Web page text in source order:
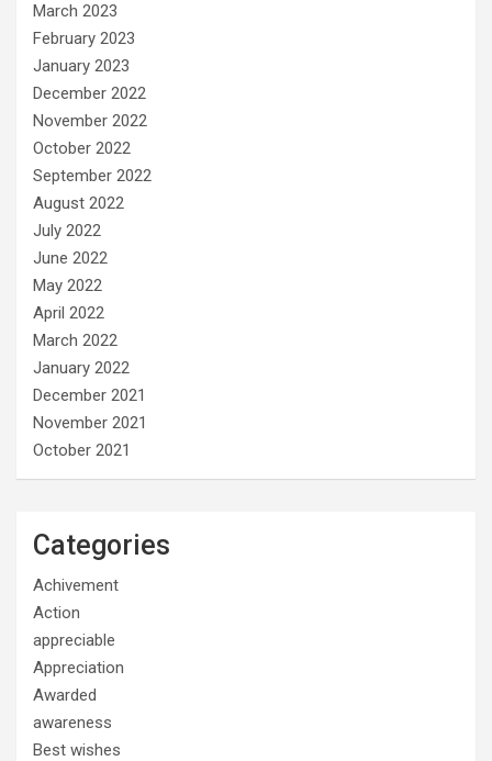
March 2023
February 2023
January 2023
December 2022
November 2022
October 2022
September 2022
August 2022
July 2022
June 2022
May 2022
April 2022
March 2022
January 2022
December 2021
November 2021
October 2021
Categories
Achivement
Action
appreciable
Appreciation
Awarded
awareness
Best wishes